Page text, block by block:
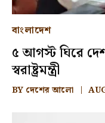
বাংলাদেশ
৫ আগস্ট ঘিরে
স্বরাষ্ট্রমন্ত্রী
BY দেশের আলো